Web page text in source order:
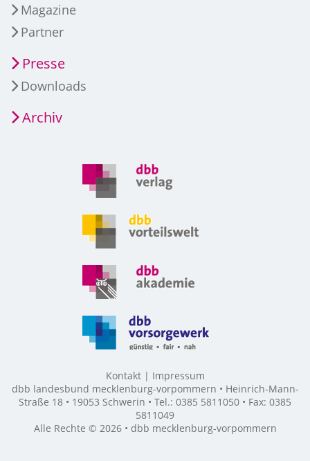
Magazine
Partner
Presse
Downloads
Archiv
Kontakt
Impressum
dbb landesbund mecklenburg-vorpommern • Heinrich-Mann-
Straße 18 • 19053 Schwerin • Tel.: 0385 5811050 • Fax: 0385
5811049
Alle Rechte © 2026 • dbb mecklenburg-vorpommern